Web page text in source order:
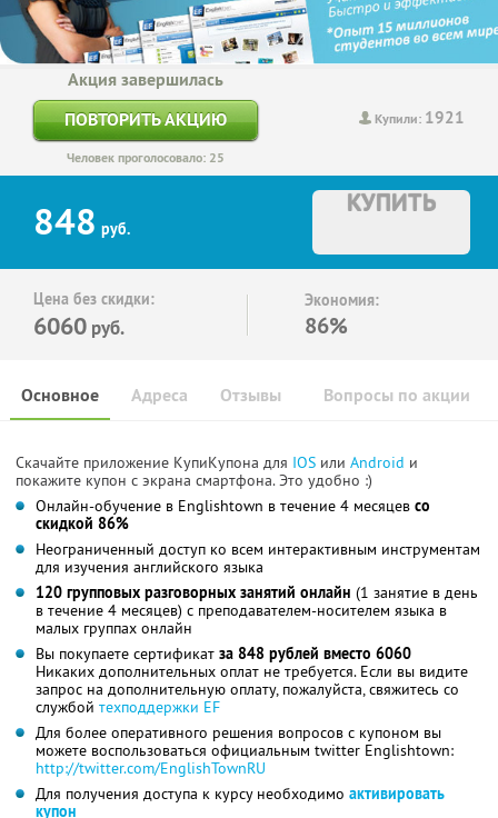
Купили: 1921
Акция завершилась
ПОВТОРИТЬ АКЦИЮ
Человек проголосовало: 25
848 руб.
КУПИТЬ
Цена без скидки:
6060 руб.
Экономия:
86%
Основное Отзывы Вопросы по акции
Адреса
Скачайте приложение КупиКупона для IOS или Android и
покажите купон с экрана смартфона. Это удобно :)
Онлайн-обучение в Englishtown в течение 4 месяцев со
скидкой 86%
Неограниченный доступ ко всем интерактивным инструментам
для изучения английского языка
120 групповых разговорных занятий онлайн (1 занятие в день
в течение 4 месяцев) с преподавателем-носителем языка в
малых группах онлайн
Вы покупаете сертификат за 848 рублей вместо 6060
Никаких дополнительных оплат не требуется. Если вы видите
запрос на дополнительную оплату, пожалуйста, свяжитесь со
службой техподдержки EF
Для более оперативного решения вопросов с купоном вы
можете воспользоваться официальным twitter Englishtown:
http://twitter.com/EnglishTownRU
Для получения доступа к курсу необходимо активировать
купон